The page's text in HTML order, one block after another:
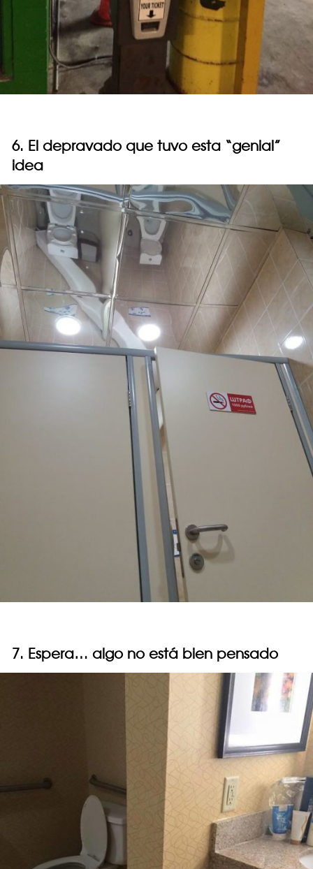
6. El depravado que tuvo esta “genial”
idea
7. Espera… algo no está bien pensado